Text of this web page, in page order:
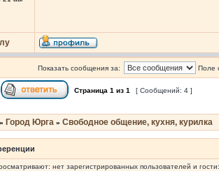
Показать сообщения за: Поле
Страница 1 из 1 [ Сообщений: 4 ]
» Город Юрга » Свободное общение, кухня, курилка
нет зарегистрированных пользователей и